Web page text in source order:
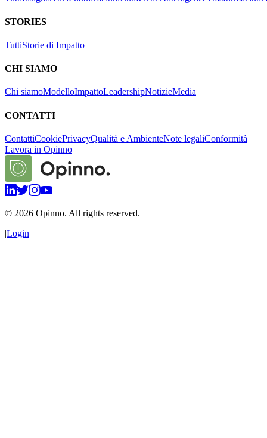
STORIES
TuttiStorie di Impatto
CHI SIAMO
Chi siamoModelloImpattoLeadershipNotizieMedia
CONTATTI
ContattiCookiePrivacyQualità e AmbienteNote legaliConformità
Lavora in Opinno
© 2026 Opinno. All rights reserved.
|Login